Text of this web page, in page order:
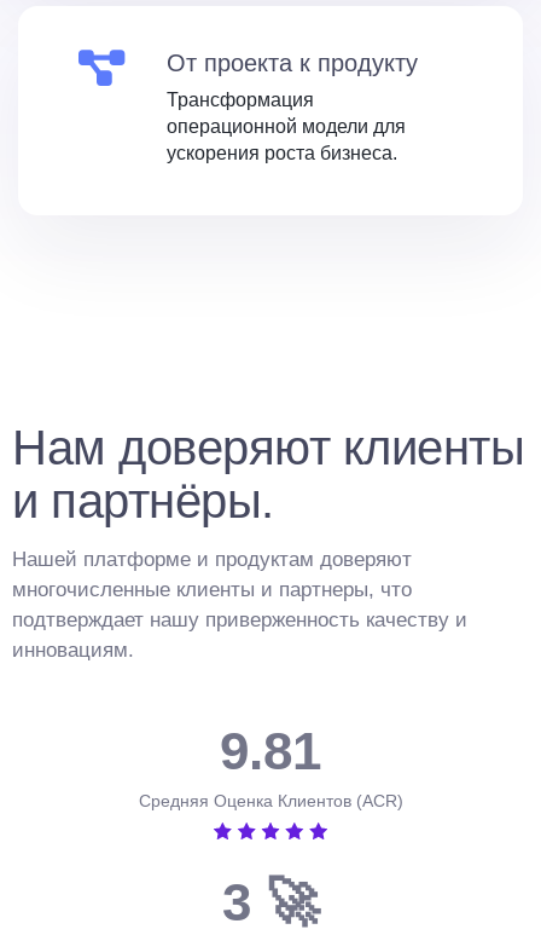
От проекта к продукту
Трансформация
операционной модели для
ускорения роста бизнеса.
Нам доверяют клиенты
и партнёры.
Нашей платформе и продуктам доверяют
многочисленные клиенты и партнеры, что
подтверждает нашу приверженность качеству и
инновациям.
3
4
5
6
7
9.
2
3
4
5
6
8
9
1
2
3
4
Средняя Оценка Клиентов (ACR)
0
1
2
3 🚀